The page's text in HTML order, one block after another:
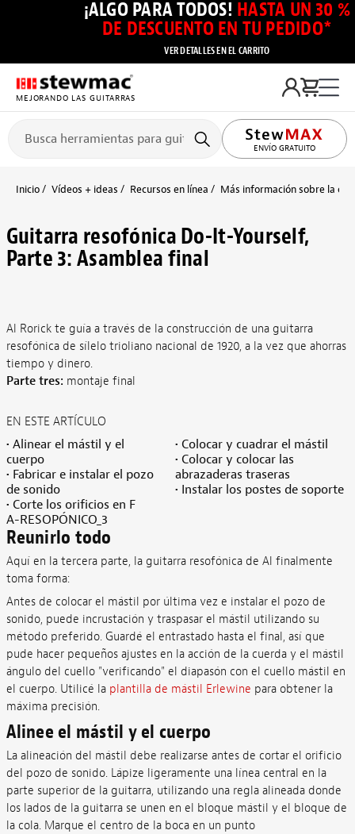
¡ALGO PARA TODOS! HASTA UN 30 %
DE DESCUENTO EN TU PEDIDO*
VER DETALLES EN EL CARRITO
MEJORANDO LAS GUITARRAS
ENVÍO GRATUITO
Inicio Vídeos + ideas Recursos en línea Más información sobre la
Guitarra resofónica Do-It-Yourself,
Parte 3: Asamblea final
Al Rorick te guía a través de la construcción de una guitarra
resofónica de sílelo trioliano nacional de 1920, a la vez que ahorras
tiempo y dinero.
Parte tres: montaje final
EN ESTE ARTÍCULO
• Alinear el mástil y el
cuerpo
• Fabricar e instalar el pozo
de sonido
• Corte los orificios en F
• Colocar y cuadrar el mástil
• Colocar y colocar las
abrazaderas traseras
• Instalar los postes de soporte
A-RESOPÓNICO_3
Reunirlo todo
Aquí en la tercera parte, la guitarra resofónica de Al finalmente
toma forma:
Antes de colocar el mástil por última vez e instalar el pozo de
sonido, puede incrustación y traspasar el mástil utilizando su
método preferido. Guardé el entrastado hasta el final, así que
pude hacer pequeños ajustes en la acción de la cuerda y el mástil
ángulo del cuello "verificando" el diapasón con el cuello mástil en
el cuerpo. Utilicé la plantilla de mástil Erlewine para obtener la
máxima precisión.
Alinee el mástil y el cuerpo
La alineación del mástil debe realizarse antes de cortar el orificio
del pozo de sonido. Lápize ligeramente una línea central en la
parte superior de la guitarra, utilizando una regla alineada donde
los lados de la guitarra se unen en el bloque mástil y el bloque de
la cola. Marque el centro de la boca en un punto